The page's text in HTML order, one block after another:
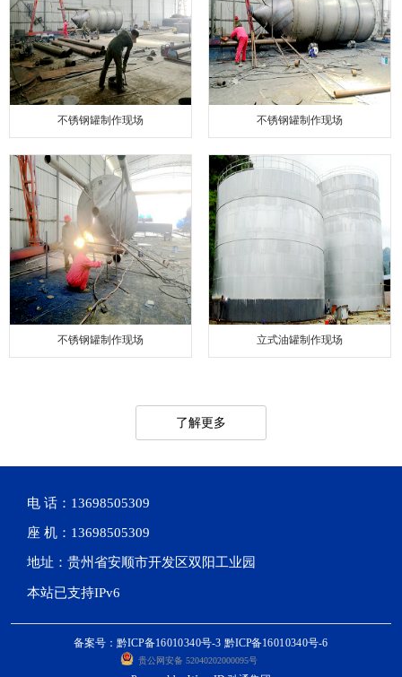
不锈钢罐制作现场 不锈钢罐制作现场
不锈钢罐制作现场 立式油罐制作现场
了解更多
电 话：13698505309
座 机：13698505309
地址：贵州省安顺市开发区双阳工业园
本站已支持IPv6
备案号：黔ICP备16010340号-3 黔ICP备16010340号-6
贵公网安备 52040202000095号